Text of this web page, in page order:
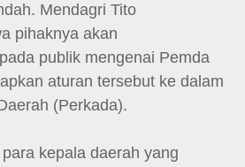
Mendagri Tito
pihaknya akan
publik mengenai Pemda
aturan tersebut ke dalam
(Perkada).
kepala daerah yang